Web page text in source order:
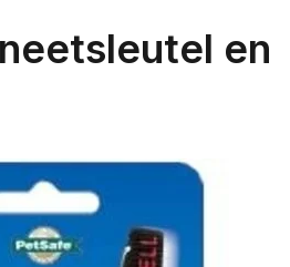
en